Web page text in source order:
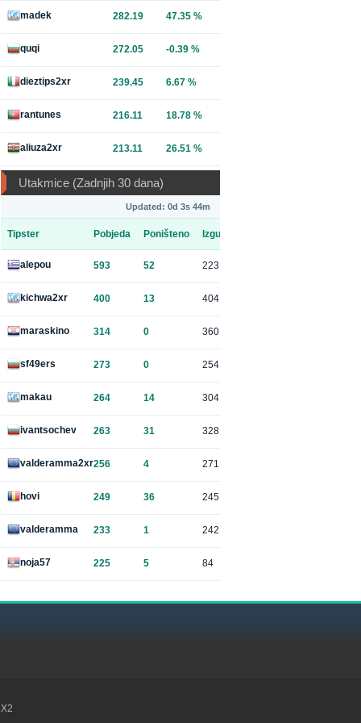
madek 282.19 47.35 %
quqi 272.05 -0.39 %
dieztips2xr 239.45 6.67 %
rantunes 216.11 18.78 %
aliuza2xr 213.11 26.51 %
Utakmice (Zadnjih 30 dana)
Updated: 0d 3s 44m
Tipster Pobjeda Poništeno Izgubljeno
alepou 593 52 223
kichwa2xr 400 13 404
maraskino 314 0 360
sf49ers 273 0 254
makau 264 14 304
ivantsochev 263 31 328
valderamma2xr256 4 271
hovi 249 36 245
valderamma 233 1 242
noja57 225 5 84